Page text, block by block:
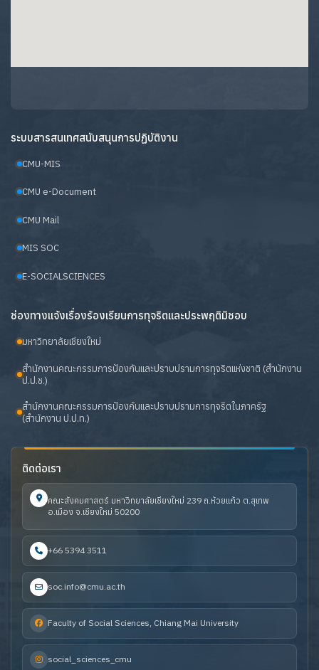
ระบบสารสนเทศสนับสนุนการปฏิบัติงาน
CMU-MIS
CMU e-Document
CMU Mail
MIS SOC
E-SOCIALSCIENCES
ช่องทางแจ้งเรื่องร้องเรียนการทุจริตและประพฤติมิชอบ
มหาวิทยาลัยเชียงใหม่
สำนักงานคณะกรรมการป้องกันและปราบปรามการทุจริตแห่งชาติ (สำนักงาน
ป.ป.ช.)
สำนักงานคณะกรรมการป้องกันและปราบปรามการทุจริตในภาครัฐ
(สำนักงาน ป.ป.ท.)
ติดต่อเรา
คณะสังคมศาสตร์ มหาวิทยาลัยเชียงใหม่ 239 ถ.ห้วยแก้ว ต.สุเทพ
อ.เมือง จ.เชียงใหม่ 50200
+66 5394 3511
soc.info@cmu.ac.th
Faculty of Social Sciences, Chiang Mai University
social_sciences_cmu